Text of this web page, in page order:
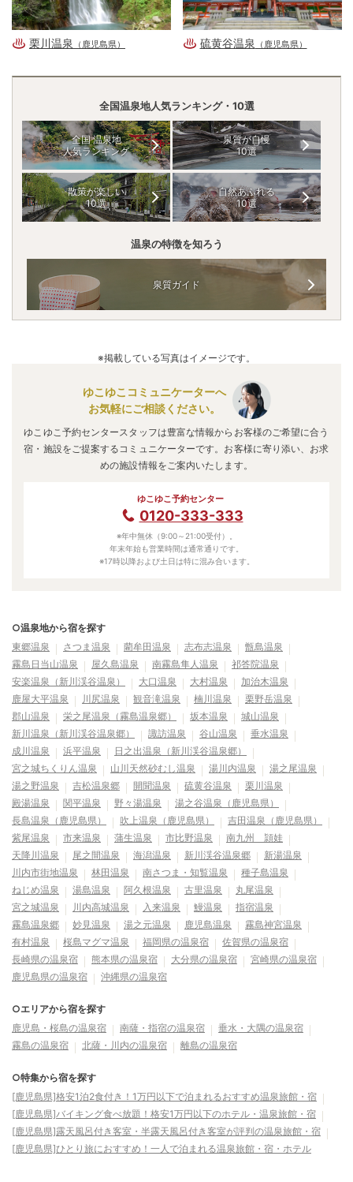
栗川温泉 （鹿児島県） 硫黄谷温泉 （鹿児島県）
全国温泉地人気ランキング・10選
全国 温泉地
人気ランキング
泉質が自慢
10選
散策が楽しい
10選
自然あふれる
10選
温泉の特徴を知ろう
泉質ガイド
※掲載している写真はイメージです。
ゆこゆこコミュニケーターへ
お気軽にご相談ください。
ゆこゆこ予約センタースタッフは豊富な情報からお客様のご希望に合う
宿・施設をご提案するコミュニケーターです。お客様に寄り添い、お求
めの施設情報をご案内いたします。
ゆこゆこ予約センター
0120-333-333
※年中無休（9:00～21:00受付）。
年末年始も営業時間は通常通りです。
※17時以降および土日は特に混み合います。
○温泉地から宿を探す
東郷温泉
さつま温泉 藺牟田温泉 志布志温泉
甑島温泉
霧島日当山温泉
屋久島温泉 南霧島隼人温泉
祁答院温泉
安楽温泉（新川渓谷温泉）
大口温泉 大村温泉
加治木温泉
鹿屋大平温泉
川尻温泉 観音滝温泉 楠川温泉
栗野岳温泉
郡山温泉
栄之尾温泉（霧島温泉郷） 坂本温泉
城山温泉
新川温泉（新川渓谷温泉郷）
諏訪温泉 谷山温泉
垂水温泉
成川温泉
浜平温泉
日之出温泉（新川渓谷温泉郷）
宮之城ちくりん温泉
山川天然砂むし温泉 湯川内温泉
湯之尾温泉
湯之野温泉
吉松温泉郷 開聞温泉 硫黄谷温泉
栗川温泉
殿湯温泉
関平温泉 野々湯温泉
湯之谷温泉（鹿児島県）
長島温泉（鹿児島県）
吹上温泉（鹿児島県）
吉田温泉（鹿児島県）
紫尾温泉
市来温泉 蒲生温泉 市比野温泉
南九州 頴娃
天降川温泉
尾之間温泉 海潟温泉 新川渓谷温泉郷
新湯温泉
川内市街地温泉
林田温泉 南さつま・知覧温泉
種子島温泉
ねじめ温泉
湯島温泉 阿久根温泉 古里温泉
丸尾温泉
宮之城温泉
川内高城温泉 入来温泉 鰻温泉
指宿温泉
霧島温泉郷
妙見温泉 湯之元温泉 鹿児島温泉
霧島神宮温泉
有村温泉
桜島マグマ温泉 福岡県の温泉宿
佐賀県の温泉宿
長崎県の温泉宿
熊本県の温泉宿 大分県の温泉宿
宮崎県の温泉宿
鹿児島県の温泉宿
沖縄県の温泉宿
○エリアから宿を探す
鹿児島・桜島の温泉宿
南薩・指宿の温泉宿
垂水・大隅の温泉宿
霧島の温泉宿
北薩・川内の温泉宿 離島の温泉宿
○特集から宿を探す
[鹿児島県]格安1泊2食付き！1万円以下で泊まれるおすすめ温泉旅館・宿
[鹿児島県]バイキング食べ放題！格安1万円以下のホテル・温泉旅館・宿
[鹿児島県]露天風呂付き客室・半露天風呂付き客室が評判の温泉旅館・宿
[鹿児島県]ひとり旅におすすめ！一人で泊まれる温泉旅館・宿・ホテル